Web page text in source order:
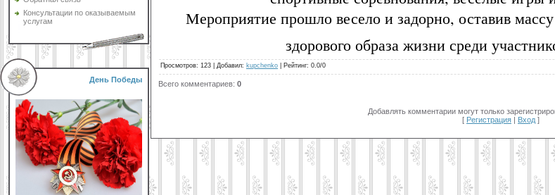
Консультации по оказываемым
услугам
День Победы
Мероприятие прошло весело и задорно, оставив
здорового образа жизни среди
Просмотров: 123 Добавил: kupchenko Рейтинг: 0.0/0
Всего комментариев: 0
Добавлять комментарии могут только
[ Регистрация | Вход ]